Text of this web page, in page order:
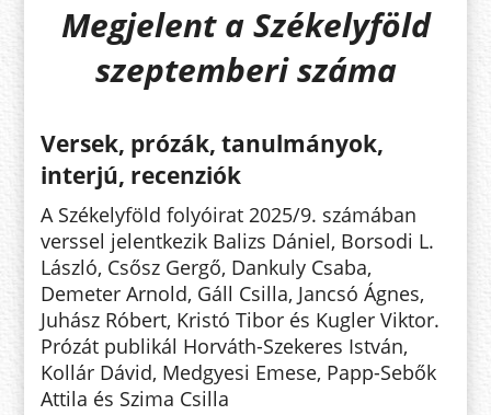
Megjelent a Székelyföld
szeptemberi száma
Versek, prózák, tanulmányok,
interjú, recenziók
A Székelyföld folyóirat 2025/9. számában
verssel jelentkezik Balizs Dániel, Borsodi L.
László, Csősz Gergő, Dankuly Csaba,
Demeter Arnold, Gáll Csilla, Jancsó Ágnes,
Juhász Róbert, Kristó Tibor és Kugler Viktor.
Prózát publikál Horváth-Szekeres István,
Kollár Dávid, Medgyesi Emese, Papp-Sebők
Attila és Szima Csilla